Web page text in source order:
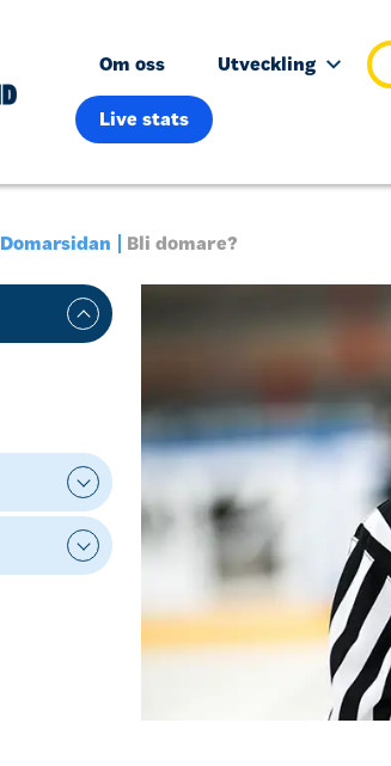
Om oss Utveckling
Live stats
Domarsidan Bli domare?